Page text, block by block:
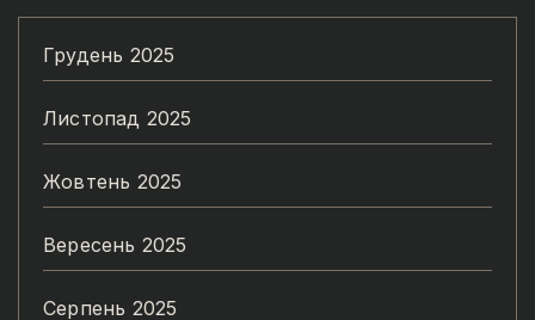
Грудень 2025
Листопад 2025
Жовтень 2025
Вересень 2025
Серпень 2025